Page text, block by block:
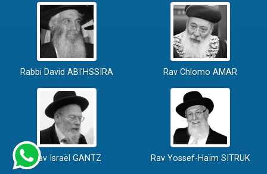
Rabbi David ABI'HSSIRA Rav Chlomo AMAR
Rav Israël GANTZ Rav Yossef-Haïm SITRUK